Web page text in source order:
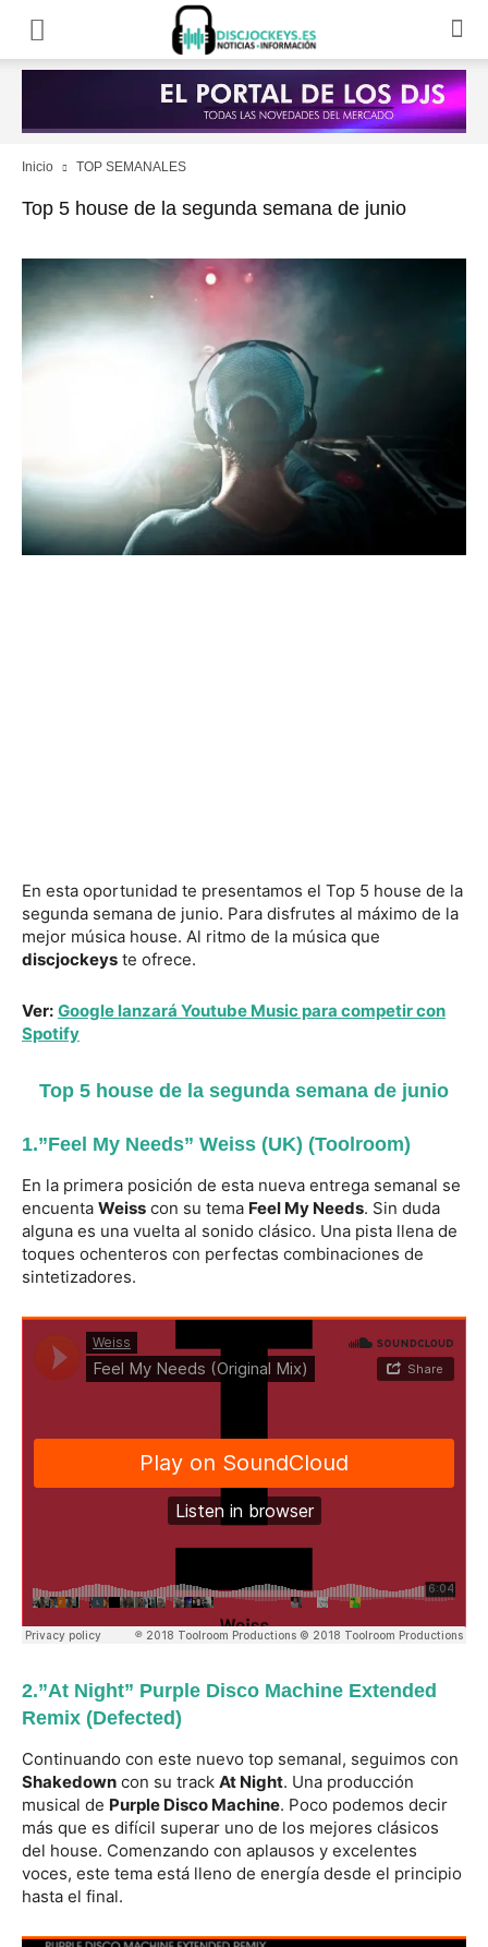
Inicio TOP SEMANALES
Top 5 house de la segunda semana de junio
En esta oportunidad te presentamos el Top 5 house de la
segunda semana de junio. Para disfrutes al máximo de la
mejor música house. Al ritmo de la música que
discjockeys te ofrece.
Ver: Google lanzará Youtube Music para competir con
Spotify
Top 5 house de la segunda semana de junio
1.”Feel My Needs” Weiss (UK) (Toolroom)
En la primera posición de esta nueva entrega semanal se
encuenta Weiss con su tema Feel My Needs. Sin duda
alguna es una vuelta al sonido clásico. Una pista llena de
toques ochenteros con perfectas combinaciones de
sintetizadores.
2.”At Night” Purple Disco Machine Extended
Remix (Defected)
Continuando con este nuevo top semanal, seguimos con
Shakedown con su track At Night. Una producción
musical de Purple Disco Machine. Poco podemos decir
más que es difícil superar uno de los mejores clásicos
del house. Comenzando con aplausos y excelentes
voces, este tema está lleno de energía desde el principio
hasta el final.